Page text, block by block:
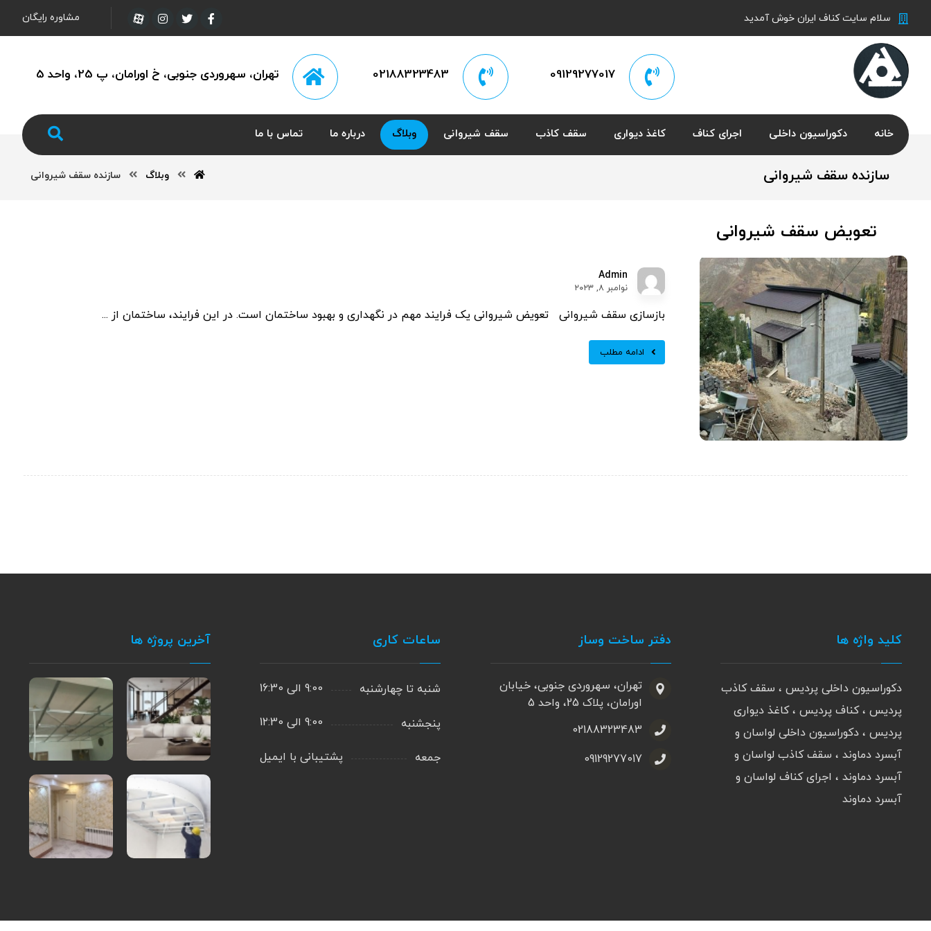
سلام سایت کناف ایران خوش آمدید مشاوره رایگان
تهران، سهروردی جنوبی، خ اورامان، پ 25، واحد 5 02188323483 09129277017
خانه دکوراسیون داخلی اجرای کناف کاغذ دیواری سقف کاذب سقف شیروانی وبلاگ درباره ما تماس با ما
سازنده سقف شیروانی وبلاگ سازنده سقف شیروانی
تعویض سقف شیروانی
Admin
نوامبر ۸, ۲۰۲۳
بازسازی سقف شیروانی تعویض شیروانی یک فرایند مهم در نگهداری و بهبود ساختمان است. در این فرایند، ساختمان از ...
ادامه مطلب
کلید واژه ها
دکوراسیون داخلی پردیس ، سقف کاذب
پردیس ، کناف پردیس ، کاغذ دیواری
پردیس ، دکوراسیون داخلی لواسان و
آبسرد دماوند ، سقف کاذب لواسان و
آبسرد دماوند ، اجرای کناف لواسان و
آبسرد دماوند
دفتر ساخت وساز
تهران، سهروردی جنوبی، خیابان
اورامان، پلاک 25، واحد 5
02188323483
09129277017
ساعات کاری
شنبه تا چهارشنبه 9:00 الی 16:30
پنجشنبه 9:00 الی 1۲:30
جمعه پشتیبانی با ایمیل
آخرین پروژه ها